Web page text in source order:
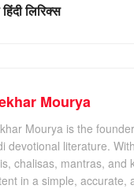
लिरिक्स
Mourya
Mourya is the
devotional literature.
chalisas, mantras, and
in a simple, accurate,